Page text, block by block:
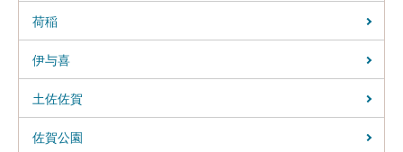
荷稲
伊与喜
土佐佐賀
佐賀公園